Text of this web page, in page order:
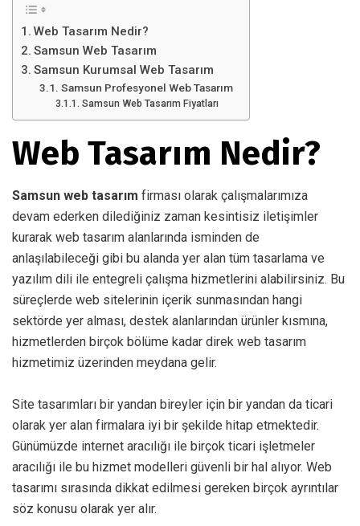
Web Tasarım Nedir?
Samsun Web Tasarım
Samsun Kurumsal Web Tasarım
Samsun Profesyonel Web Tasarım
Samsun Web Tasarım Fiyatları
Web Tasarım Nedir?
Samsun web tasarım firması olarak çalışmalarımıza
devam ederken dilediğiniz zaman kesintisiz iletişimler
kurarak web tasarım alanlarında isminden de
anlaşılabileceği gibi bu alanda yer alan tüm tasarlama ve
yazılım dili ile entegreli çalışma hizmetlerini alabilirsiniz. Bu
süreçlerde web sitelerinin içerik sunmasından hangi
sektörde yer alması, destek alanlarından ürünler kısmına,
hizmetlerden birçok bölüme kadar direk web tasarım
hizmetimiz üzerinden meydana gelir.
Site tasarımları bir yandan bireyler için bir yandan da ticari
olarak yer alan firmalara iyi bir şekilde hitap etmektedir.
Günümüzde internet aracılığı ile birçok ticari işletmeler
aracılığı ile bu hizmet modelleri güvenli bir hal alıyor. Web
tasarımı sırasında dikkat edilmesi gereken birçok ayrıntılar
söz konusu olarak yer alır.